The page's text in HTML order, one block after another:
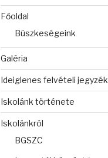
Főoldal
Büszkeségeink
Galéria
Ideiglenes felvételi jegyzék
Iskolánk története
Iskolánkról
BGSZC